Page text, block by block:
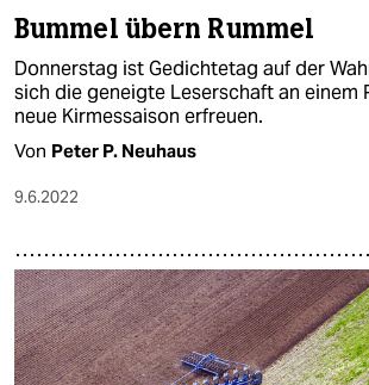
Bummel übern Rummel
Donnerstag ist Gedichtetag auf der
sich die geneigte Leserschaft an einem
neue Kirmessaison erfreuen.
Von Peter P. Neuhaus
9.6.2022